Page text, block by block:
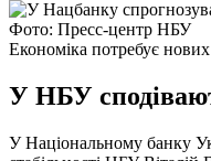
Фото: Пресс-центр НБУ
Економіка потребує
У НБУ
У Національному банку